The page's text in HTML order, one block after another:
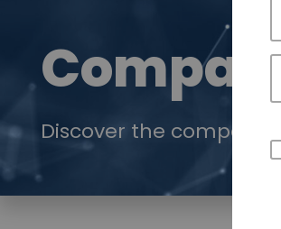
Discover the